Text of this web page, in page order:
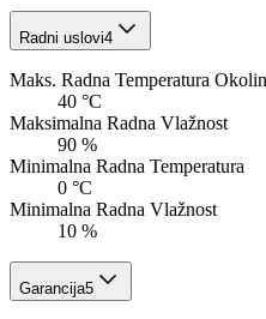
Radni uslovi4
Maks. Radna Temperatura
40 °C
Maksimalna Radna Vlažnost
90 %
Minimalna Radna Temperatura
0 °C
Minimalna Radna Vlažnost
10 %
Garancija5